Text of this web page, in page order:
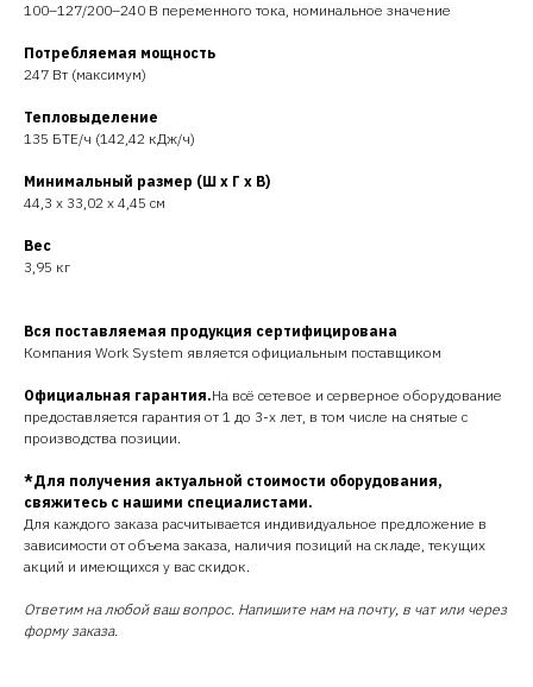
100–127/200–240 В переменного тока, номинальное значение
Потребляемая мощность
247 Вт (максимум)
Тепловыделение
135 БТЕ/ч (142,42 кДж/ч)
Минимальный размер (Ш x Г x В)
44,3 x 33,02 x 4,45 см
Вес
3,95 кг
Вся поставляемая продукция сертифицирована
Компания Work System является официальным поставщиком
Официальная гарантия.На всё сетевое и серверное оборудование
предоставляется гарантия от 1 до 3-х лет, в том числе на снятые с
производства позиции.
*Для получения актуальной стоимости оборудования,
свяжитесь с нашими специалистами.
Для каждого заказа расчитывается индивидуальное предложение в
зависимости от объема заказа, наличия позиций на складе, текущих
акций и имеющихся у вас скидок.
Ответим на любой ваш вопрос. Напишите нам на почту, в чат или через
форму заказа.